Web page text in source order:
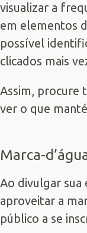
visualizar a
em elementos
possível
clicados mais
Assim, procure
ver o que
Marca-
Ao divulgar sua
aproveitar a
público a se